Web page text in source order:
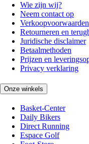
Wie zijn wij?
Neem contact op
Verkoopvoorwaarden
Retourneren en
Juridische disclaimer
Betaalmethoden
Prijzen en
Privacy verklaring
Onze winkels
Basket-Center
Daily Bikers
Direct Running
Espace Golf